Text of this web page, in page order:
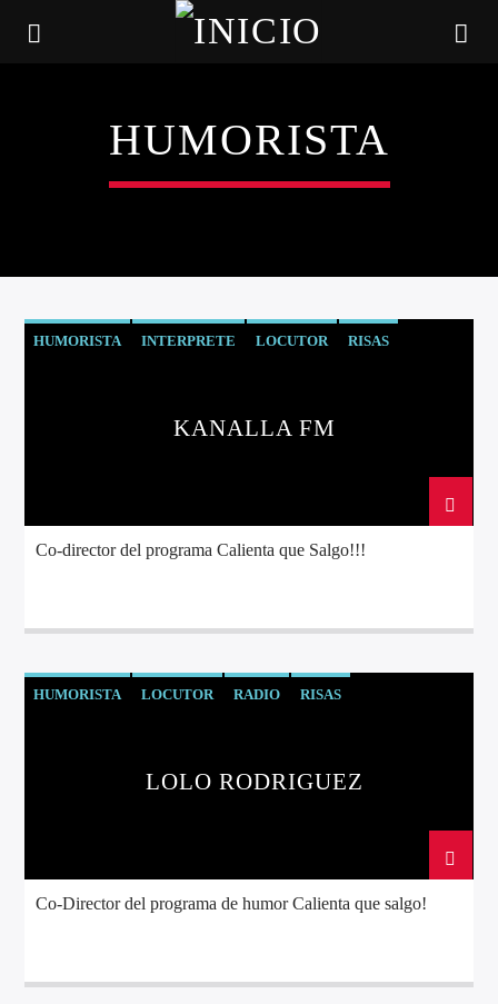
HUMORISTA
HUMORISTA INTERPRETE LOCUTOR RISAS
KANALLA FM
Co-director del programa Calienta que Salgo!!!
HUMORISTA LOCUTOR RADIO RISAS
LOLO RODRIGUEZ
Co-Director del programa de humor Calienta que salgo!